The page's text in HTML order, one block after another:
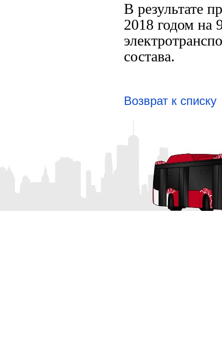
В результате
2018 годом на
состава.
Возврат к списку